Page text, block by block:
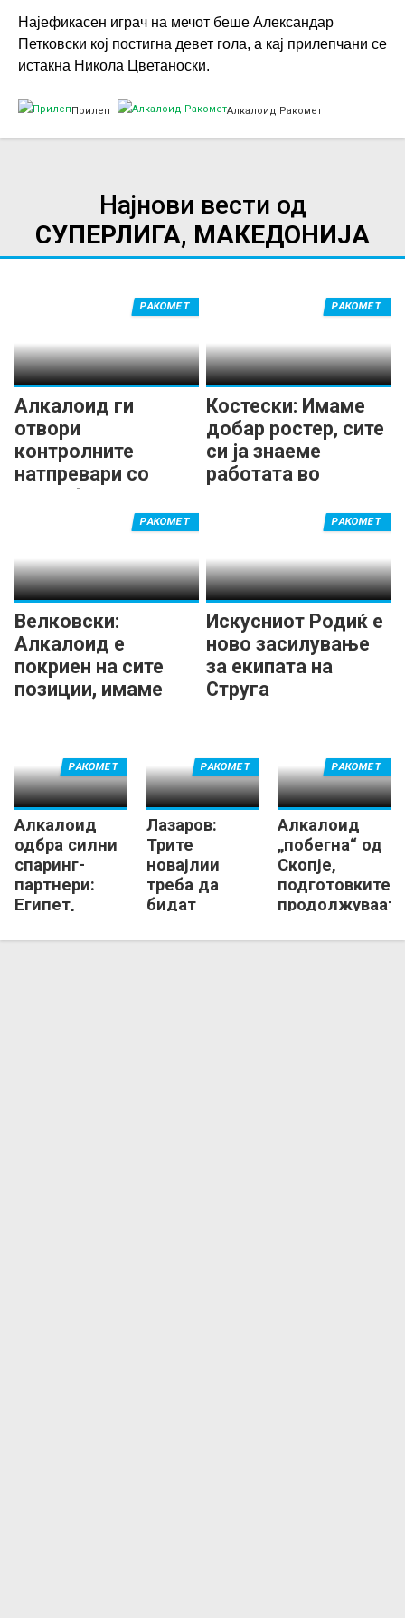
t
-
p
i
l
a
l
o
i
d
-
p
g
r
a
k
o
m
k
e
p
-
a
l
o
i
d
-
1
.
g
Најефикасен играч на мечот беше Александар
Петковски кој постигна девет гола, а кај прилепчани се
истакна Никола Цветаноски.
Прилеп Алкалоид Ракомет
Најнови вести од
СУПЕРЛИГА, МАКЕДОНИЈА
Алкалоид ги
отвори
контролните
натпревари со
триумф
РАКОМЕТ
Костески: Имаме
добар ростер, сите
си ја знаеме
работата во
РАКОМЕТ
Велковски:
Алкалоид е
покриен на сите
позиции, имаме
РАКОМЕТ
Искусниот Родиќ е
ново засилување
за екипата на
Струга
РАКОМЕТ
Алкалоид
одбра силни
спаринг-
партнери:
Египет,
Прилеп...
РАКОМЕТ
Лазаров:
Трите
новајлии
треба да
бидат
вредност на
РАКОМЕТ
Алкалоид
„побегна“ од
Скопје,
подготовките
продолжуваат
РАКОМЕТ